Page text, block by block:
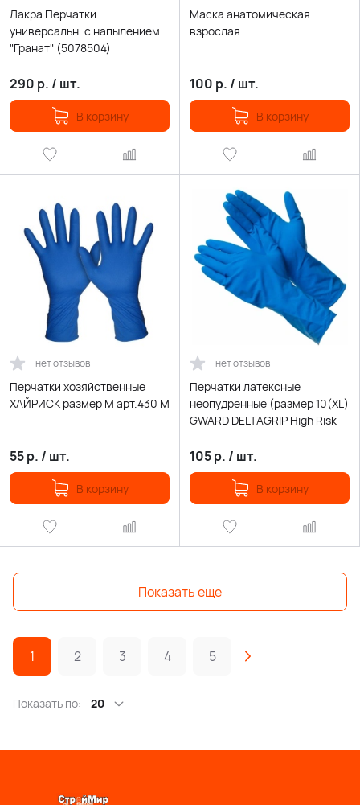
Лакра Перчатки
универсальн. с напылением
"Гранат" (5078504)
290 р. / шт.
В корзину
Маска анатомическая
взрослая
100 р. / шт.
В корзину
нет отзывов
Перчатки хозяйственные
ХАЙРИСК размер М арт.430 М
55р. / шт.
В корзину
нет отзывов
Перчатки латексные
неопудренные (размер 10(XL)
GWARD DELTAGRIP High Risk
105р. / шт.
В корзину
Показать еще
1 2 3 4 5
Показать по: 20